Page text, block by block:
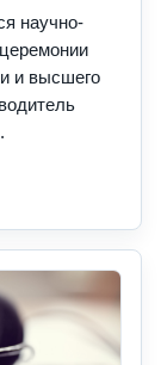
научно-
и высшего